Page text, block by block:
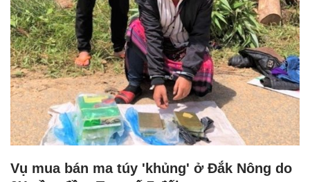
Vụ mua bán ma túy 'khủng' ở Đắk Nông do